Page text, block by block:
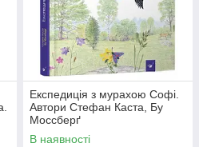
Експедиція з мурахою Софі.
Автори Стефан Каста, Бу
Моссберґ
В наявності